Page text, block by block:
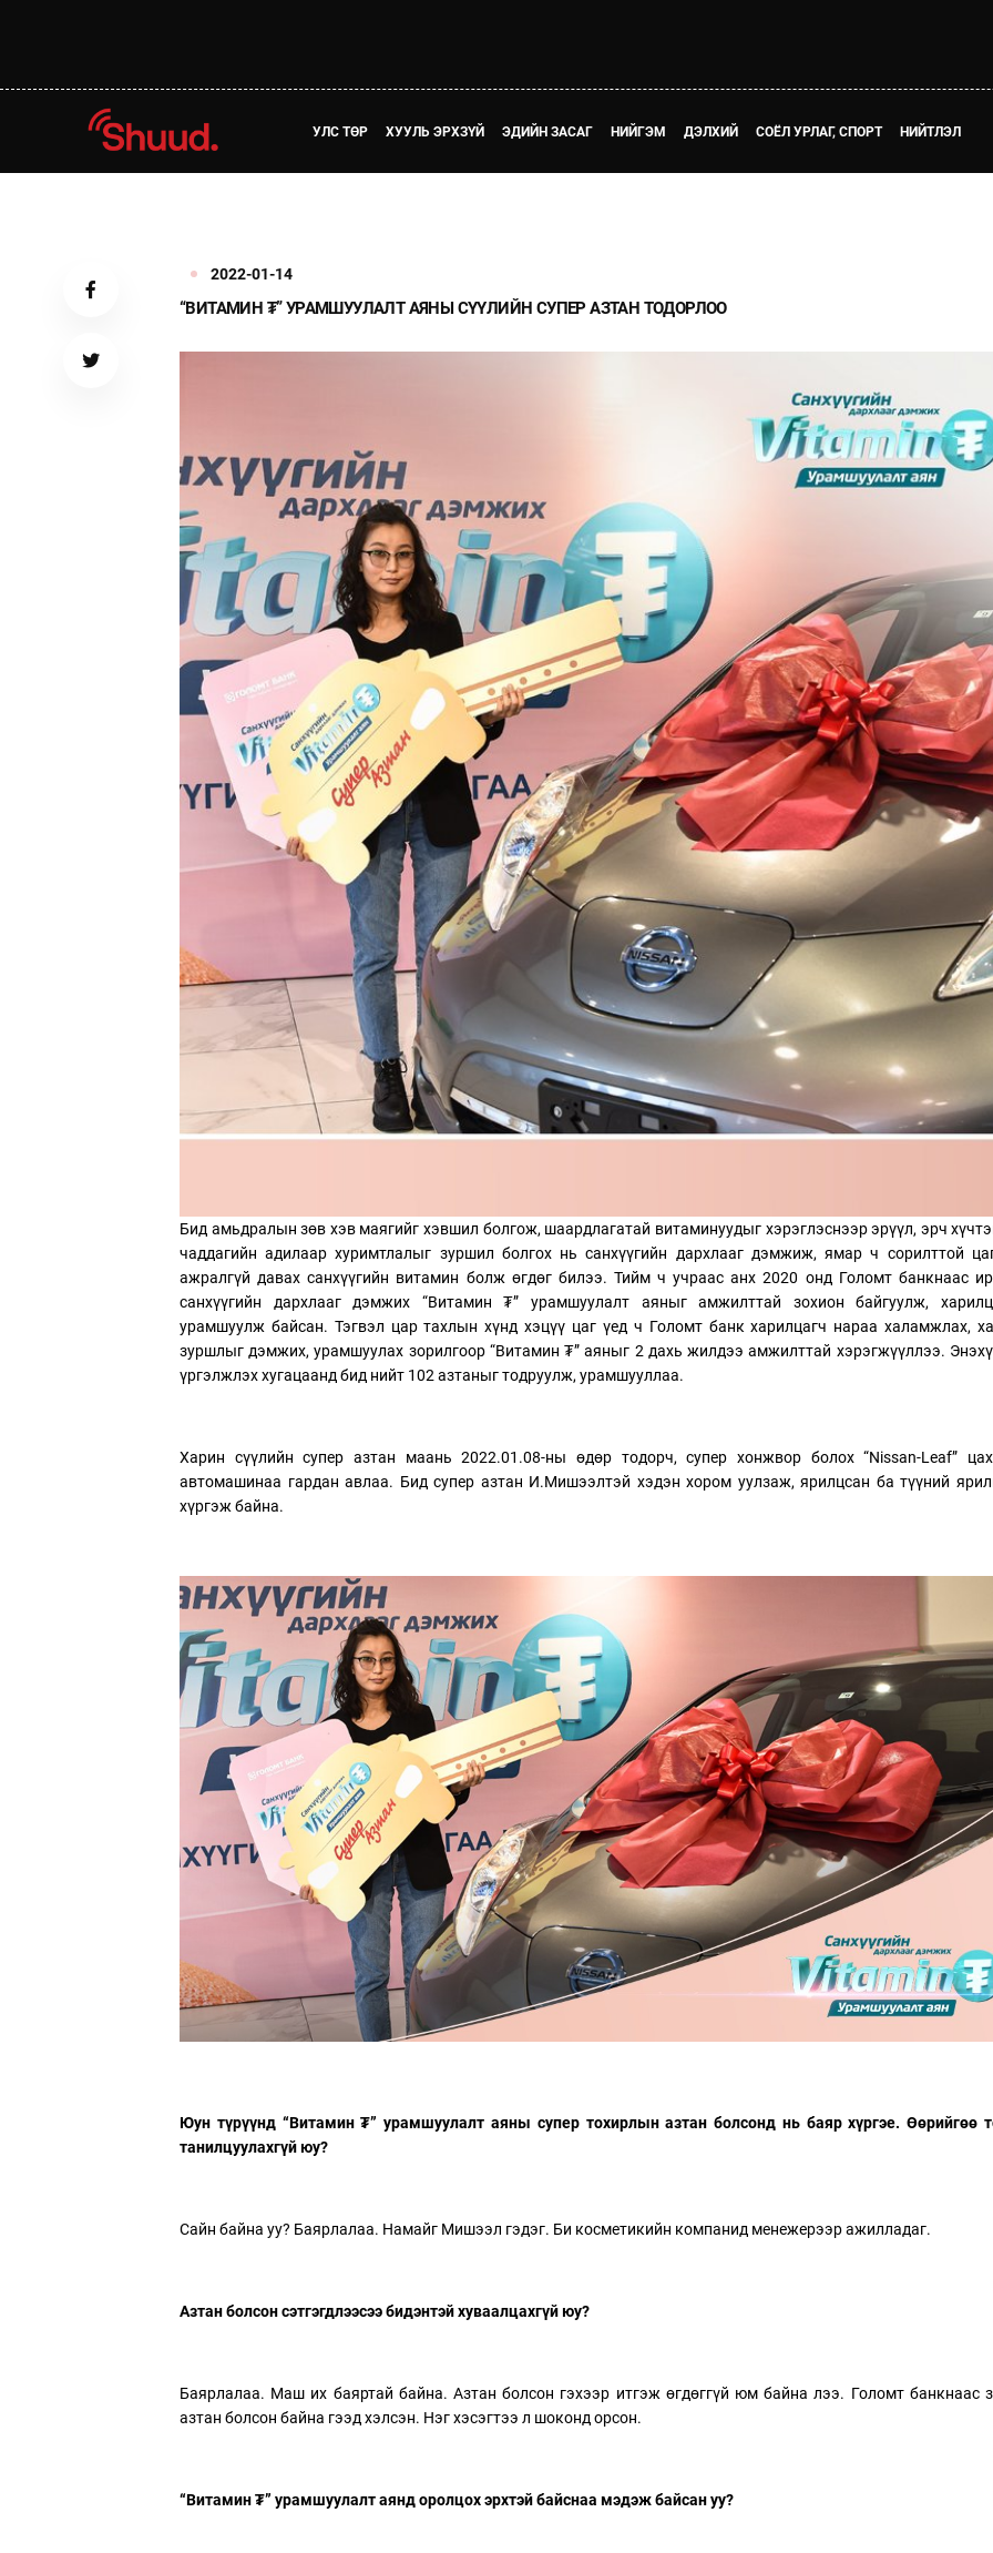
УЛС ТӨР ХУУЛЬ ЭРХЗҮЙ ЭДИЙН ЗАСАГ НИЙГЭМ ДЭЛХИЙ СОЁЛ УРЛАГ, СПОРТ НИЙТЛЭЛ
2022-01-14
“ВИТАМИН ₮” УРАМШУУЛАЛТ АЯНЫ СҮҮЛИЙН СУПЕР АЗТАН ТОДОРЛОО
Бид амьдралын зөв хэв маягийг хэвшил болгож, шаардлагатай витаминуудыг хэрэглэснээр эрүүл, эрч
чаддагийн адилаар хуримтлалыг зуршил болгох нь санхүүгийн дархлааг дэмжиж, ямар ч сорилттой
ажралгүй давах санхүүгийн витамин болж өгдөг билээ. Тийм ч учраас анх 2020 онд Голомт банкнаас
санхүүгийн дархлааг дэмжих “Витамин ₮” урамшуулалт аяныг амжилттай зохион байгуулж,
урамшуулж байсан. Тэгвэл цар тахлын хүнд хэцүү цаг үед ч Голомт банк харилцагч нараа халамжлах,
зуршлыг дэмжих, урамшуулах зорилгоор “Витамин ₮” аяныг 2 дахь жилдээ амжилттай хэрэгжүүллээ.
үргэлжлэх хугацаанд бид нийт 102 азтаныг тодруулж, урамшууллаа.
Харин сүүлийн супер азтан маань 2022.01.08-ны өдөр тодорч, супер хонжвор болох “Nissan-Leaf”
автомашинаа гардан авлаа. Бид супер азтан И.Мишээлтэй хэдэн хором уулзаж, ярилцсан ба түүний
хүргэж байна.
Юун түрүүнд “Витамин ₮” урамшуулалт аяны супер тохирлын азтан болсонд нь баяр хүргэе. Өөрийгөө
танилцуулахгүй юу?
Сайн байна уу? Баярлалаа. Намайг Мишээл гэдэг. Би косметикийн компанид менежерээр ажилладаг.
Азтан болсон сэтгэгдлээсээ бидэнтэй хуваалцахгүй юу?
Баярлалаа. Маш их баяртай байна. Азтан болсон гэхээр итгэж өгдөггүй юм байна лээ. Голомт банкнаас
азтан болсон байна гээд хэлсэн. Нэг хэсэгтээ л шоконд орсон.
“Витамин ₮” урамшуулалт аянд оролцох эрхтэй байснаа мэдэж байсан уу?
ТӨЛӨӨЛӨГЧИЙН ГАЗАРТ
ОРЛОГО ШИЛЖҮҮЛСЭН БОЛ 20
ХУВИАР ТАТВАР СУУТГАНА
НИЙСЛЭЛД ШАХМАЛ ТҮЛШ
БОРЛУУЛАХ 435 ЦЭГ
АЖИЛЛАНА